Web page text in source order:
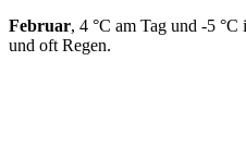
Februar, 4 °C am Tag und -5
und oft Regen.